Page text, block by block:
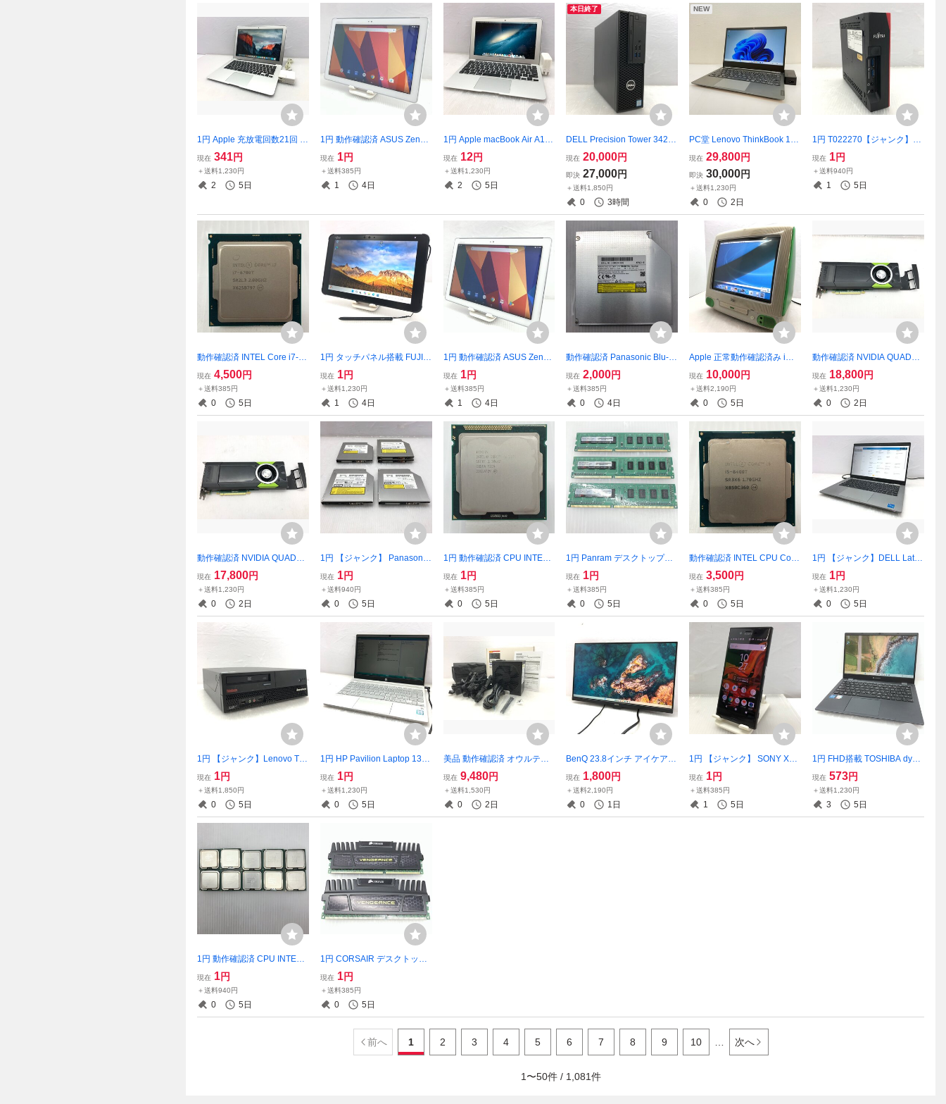
1円 Apple 充放電回数21回 M
acBook Air (13-inch, Early 20
15) A1466 Core i5 8GB SSD
128GB macOS X EI Capitan
10.11.6 13.3 T023551
現在 341円
＋送料1,230円
2 5日
1円 動作確認済 ASUS ZenPa
d P00C タブレット Android
T021777
現在 1円
＋送料385円
1 4日
1円 Apple macBook Air A149
5 Core i5 4GB SSD 121GB O
S X 10.8.5 11インチ T02312
現在 12円
＋送料1,230円
2 5日
本日終了
DELL Precision Tower 3420
D11S Xeon E3-1240 v5 NVI
DIA Quadro K1200 32GB
【BIOS確認済み】 T023975
現在 20,000円
即決 27,000円
＋送料1,850円
0 3時間
NEW
PC堂 Lenovo ThinkBook 13s
-IML 20RR Core i5-10210U
16GB NVMe 256GB 13.3イ
ンチ Windows11 T022233
現在 29,800円
即決 30,000円
＋送料1,230円
0 2日
1円 T022270【ジャンク】F
UJITSU FUTRO S740 FMVC
08001 Celeron J4105 4GB
【訳アリ】 T022270
現在 1円
＋送料940円
1 5日
動作確認済 INTEL Core i7-67
00T 2.80GHz SR2L3 T02316
現在 4,500円
＋送料385円
0 5日
1円 タッチパネル搭載 FUJIT
SU ARROWS Tab Q5011/GE
FARQ28017 Celeron N4500
4GB eMMc 128GB Windows
11 Pro 10.1インチ T022564
現在 1円
＋送料1,230円
1 4日
1円 動作確認済 ASUS ZenPa
d P00C タブレット Android
T021808
現在 1円
＋送料385円
1 4日
動作確認済 Panasonic Blu-ra
y 12.7mm ブルーレイドライ
ブ UJ260 T024076
現在 2,000円
＋送料385円
0 4日
Apple 正常動作確認済み iMa
c G3 備考欄要確認 M4984 P
ower PC G3 0GB HDD 6GB
Mac OS X 10.2 15インチ T02
3260
現在 10,000円
＋送料2,190円
0 5日
動作確認済 NVIDIA QUADR
O M5000 8GB 正常品からの
抜き取り商品 グラフィック
ボード T023641
現在 18,800円
＋送料1,230円
0 2日
動作確認済 NVIDIA QUADR
O M5000 8GB 正常品からの
抜き取り商品 グラフィック
ボード T024027
現在 17,800円
＋送料1,230円
0 2日
1円 【ジャンク】 Panasonic
DVD/CD ドライブ 5枚セット
まとめ売り【訳アリ】 T0226
22
現在 1円
＋送料940円
0 5日
1円 動作確認済 CPU INTEL
Core i5-2500 T021514
現在 1円
＋送料385円
0 5日
1円 Panram デスクトップパ
ソコン メモリ DDR3-12800
4GB 3枚セット T020977
現在 1円
＋送料385円
0 5日
動作確認済 INTEL CPU Core
i5-8400T 1.70GHz SR3X6 T
023291
現在 3,500円
＋送料385円
0 5日
1円 【ジャンク】DELL Latitu
de 5320 P138G Core i5-113
5G7 8GB 13.3インチ【訳ア
リ】 T022644
現在 1円
＋送料1,230円
0 5日
1円 【ジャンク】Lenovo Thi
nkCentre M57p A14 Core 2
Duo E8200 2GB【訳アリ】
T022851
現在 1円
＋送料1,850円
0 5日
1円 HP Pavilion Laptop 13-a
n0054TU Core i5-8265U 8G
B 13.3インチ T023047
現在 1円
＋送料1,230円
0 5日
美品 動作確認済 オウルテッ
ク 1200W電源 80PLUS PLA
TINUM OEC-PSUCP1200 外
箱付 T023510
現在 9,480円
＋送料1,530円
0 2日
BenQ 23.8インチ アイケアモ
ニター/フルHD/IPS/ノングレ
ア/輝度自動調整機能 GW248
0-T 23.8インチ (1920×1080)
T023254
現在 1,800円
＋送料2,190円
0 1日
1円 【ジャンク】 SONY XPE
RIA SOV34 32GB au スマー
トフォン【訳アリ】 T02325
現在 1円
＋送料385円
1 5日
1円 FHD搭載 TOSHIBA dyna
book G83/HU A6GHHUBAD
515 Core i5-1145G7 16GB N
VMe 256GB Windows11 Pro
13.3インチ T021147
現在 573円
＋送料1,230円
3 5日
1円 動作確認済 CPU INTEL
Core 2 Duo 10個セット E45
00 E4600 E6300 E6550 E67
50 E7200 T021503
現在 1円
＋送料940円
0 5日
1円 CORSAIR デスクトップ
メモリ DDR3 4GB 2枚セット
T020969
現在 1円
＋送料385円
0 5日
前へ 1 2 3 4 5 6 7 8 9 10 次へ
1〜50件 / 1,081件